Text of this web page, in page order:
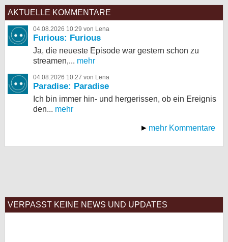
AKTUELLE KOMMENTARE
04.08.2026 10:29 von Lena
Furious: Furious
Ja, die neueste Episode war gestern schon zu
streamen,... mehr
04.08.2026 10:27 von Lena
Paradise: Paradise
Ich bin immer hin- und hergerissen, ob ein Ereignis
den... mehr
mehr Kommentare
VERPASST KEINE NEWS UND UPDATES